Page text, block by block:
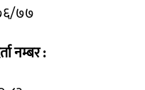
७७
नम्बर :